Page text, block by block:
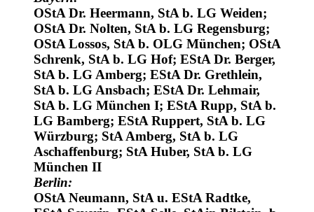
Bayern:
OStA Dr. Heermann, StA b. LG Weiden;
OStA Dr. Nolten, StA b. LG Regensburg;
OStA Lossos, StA b. OLG München; OStA
Schrenk, StA b. LG Hof; EStA Dr. Berger,
StA b. LG Amberg; EStA Dr. Grethlein,
StA b. LG Ansbach; EStA Dr. Lehmair,
StA b. LG München I; EStA Rupp, StA b.
LG Bamberg; EStA Ruppert, StA b. LG
Würzburg; StA Amberg, StA b. LG
Aschaffenburg; StA Huber, StA b. LG
München II
Berlin: